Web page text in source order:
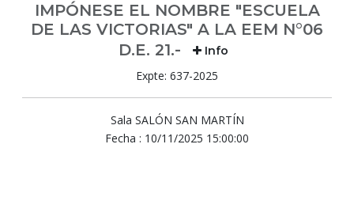
IMPÓNESE EL NOMBRE "ESCUELA
DE LAS VICTORIAS" A LA EEM N°06
D.E. 21.-
Info
Expte: 637-2025
Sala SALÓN SAN MARTÍN
Fecha : 10/11/2025 15:00:00